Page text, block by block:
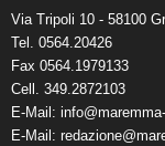
Via Tripoli 10 - 58100
Tel. 0564.20426
Fax 0564.1979133
Cell. 349.2872103
E-Mail:
E-Mail: